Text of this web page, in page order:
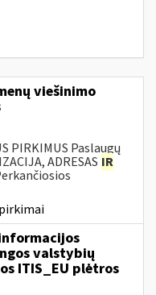
viešinimo
PIRKIMUS Paslaugų
ADRESAS IR
valstybių
ITIS_EU plėtros